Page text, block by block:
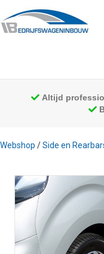
Altijd
Webshop /Side en